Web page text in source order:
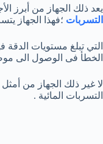
يعد ذلك الجهاز من أبرز
التسربات ؛فهذا الجهاز
الخطأ فى الوصول الى
لا غير ذلك الجهاز من
التسربات المائية .